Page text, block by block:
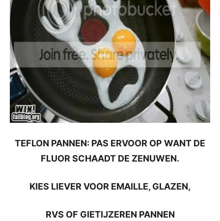
TEFLON PANNEN: PAS ERVOOR OP WANT DE
FLUOR SCHAADT DE ZENUWEN.
KIES LIEVER VOOR EMAILLE, GLAZEN,
RVS OF GIETIJZEREN PANNEN